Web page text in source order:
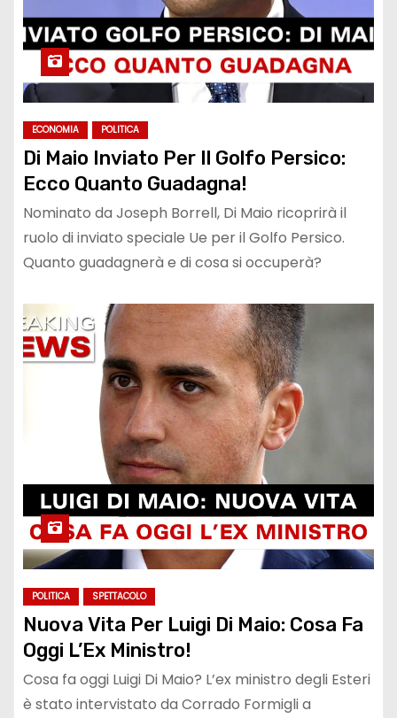
ECONOMIA POLITICA
Di Maio Inviato Per Il Golfo Persico:
Ecco Quanto Guadagna!
Nominato da Joseph Borrell, Di Maio ricoprirà il
ruolo di inviato speciale Ue per il Golfo Persico.
Quanto guadagnerà e di cosa si occuperà?
POLITICA SPETTACOLO
Nuova Vita Per Luigi Di Maio: Cosa Fa
Oggi L’Ex Ministro!
Cosa fa oggi Luigi Di Maio? L’ex ministro degli Esteri
è stato intervistato da Corrado Formigli a